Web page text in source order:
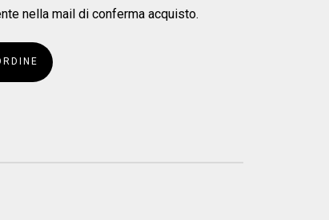
nella mail di conferma acquisto.